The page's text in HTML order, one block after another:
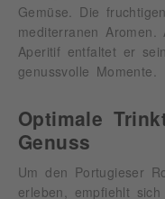
Gemüse. Die
mediterranen
Aperitif entfaltet er
genussvolle Momente.
Optimale
Genuss
Um den Portugieser
erleben, empfiehlt sich